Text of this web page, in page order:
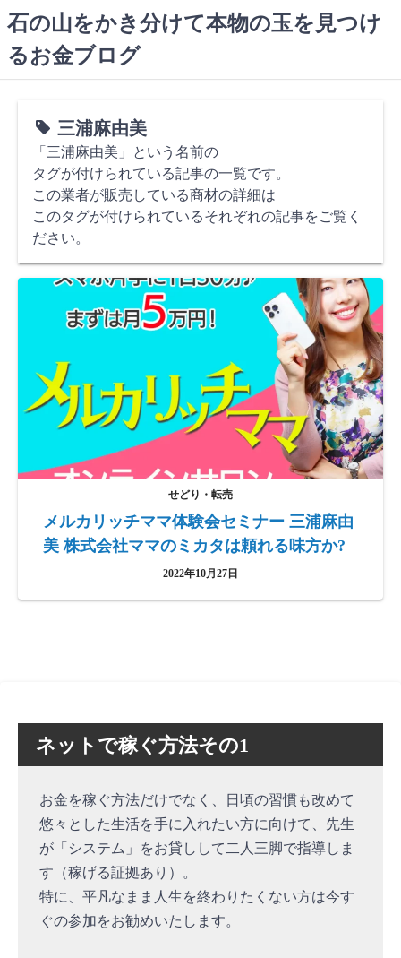
コ
ン
テ
石の山をかき分けて本物の玉を見つけ
るお金ブログ
三浦麻由美
「三浦麻由美」という名前の
タグが付けられている記事の一覧です。
この業者が販売している商材の詳細は
このタグが付けられているそれぞれの記事をご覧く
ださい。
せどり・転売
メルカリッチママ体験会セミナー 三浦麻由
美 株式会社ママのミカタは頼れる味方か?
2022年10月27日
ネットで稼ぐ方法その1
お金を稼ぐ方法だけでなく、日頃の習慣も改めて
悠々とした生活を手に入れたい方に向けて、先生
が「システム」をお貸しして二人三脚で指導しま
す（稼げる証拠あり）。
特に、平凡なまま人生を終わりたくない方は今す
ぐの参加をお勧めいたします。